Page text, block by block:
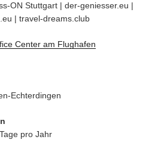
ON Stuttgart | der-geniesser.eu |
| travel-dreams.club
Center am Flughafen
Echterdingen
pro Jahr